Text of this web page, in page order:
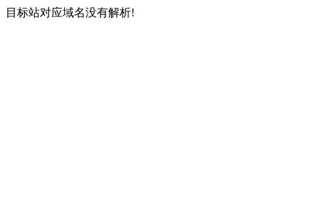
目标站对应域名没有解析!